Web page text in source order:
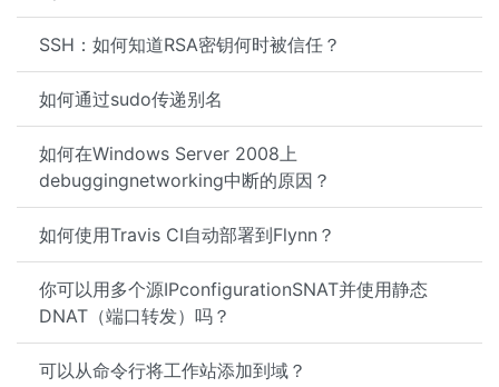
SSH：如何知道RSA密钥何时被信任？
如何通过sudo传递别名
如何在Windows Server 2008上
debuggingnetworking中断的原因？
如何使用Travis CI自动部署到Flynn？
你可以用多个源IPconfigurationSNAT并使用静态
DNAT（端口转发）吗？
可以从命令行将工作站添加到域？